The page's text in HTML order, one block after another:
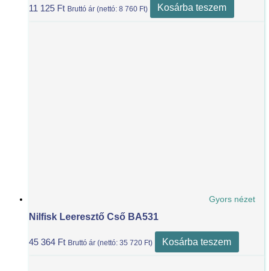
11 125 Ft Bruttó ár (nettó: 8 760 Ft) Kosárba teszem
Gyors nézet
Nilfisk Leeresztő Cső BA531
45 364 Ft Bruttó ár (nettó: 35 720 Ft) Kosárba teszem